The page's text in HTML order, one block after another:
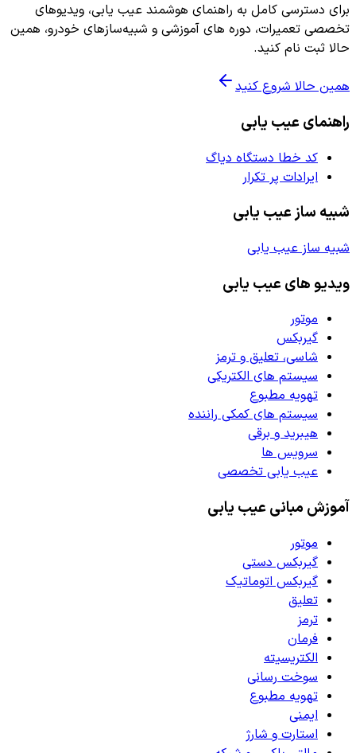
برای دسترسی کامل به راهنمای هوشمند عیب یابی، ویدیوهای
تخصصی تعمیرات، دوره های آموزشی و شبیه‌سازهای خودرو، همین
حالا ثبت نام کنید.
همین حالا شروع کنید
راهنمای عیب یابی
کد خطا دستگاه دیاگ
ایرادات پر تکرار
شبیه ساز عیب یابی
شبیه ساز عیب یابی
ویدیو های عیب یابی
موتور
گیربکس
شاسی، تعلیق و ترمز
سیستم های الکتریکی
تهویه مطبوع
سیستم های کمکی راننده
هیبرید و برقی
سرویس ها
عیب یابی تخصصی
آموزش مبانی عیب یابی
موتور
گیربکس دستی
گیربکس اتوماتیک
تعلیق
ترمز
فرمان
الکتریسیته
سوخت رسانی
تهویه مطبوع
ایمنی
استارت و شارژ